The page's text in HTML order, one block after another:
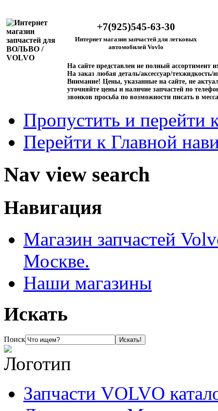
+7(925)545-63-30
Интернет магазин запчастей для легковых
автомобилей Vovlo
На сайте представлен не полный ассортимент
На заказ любая деталь/аксессуар/техжидкость/
Внимание! Цены, указанные на сайте, не
уточняйте цены и наличие запчастей по
звонков просьба по возможности писать в
Пропустить и перейти
Перейти к Главной
Nav view search
Навигация
Магазин запчастей
Москве.
Наши магазины
Искать
Поиск
Запчасти VOLVO